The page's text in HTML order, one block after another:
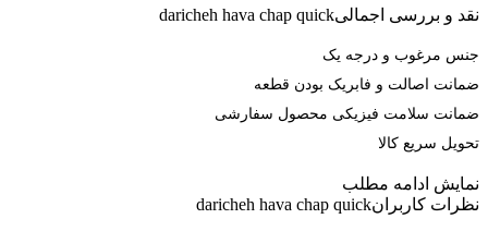
نقد و بررسی اجمالیdaricheh hava chap quick
جنس مرغوب و درجه یک
ضمانت اصالت و فابریک بودن قطعه
ضمانت سلامت فیزیکی محصول سفارشی
تحویل سریع کالا
نمایش ادامه مطلب
نظرات کاربرانdaricheh hava chap quick